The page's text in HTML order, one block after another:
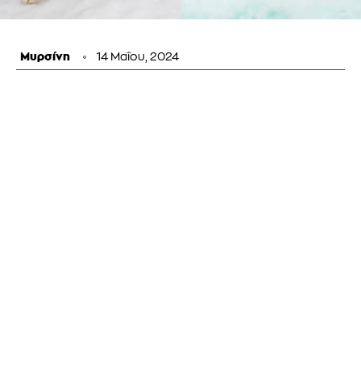
Μυρσίνη 14 Μαΐου, 2024